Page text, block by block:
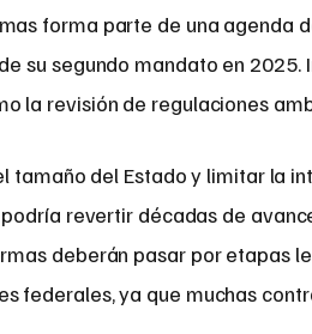
forma parte de una agenda
su segundo mandato en
la revisión de regulaciones
tamaño del Estado y limitar la
revertir décadas de
deberán pasar por etapas
federales, ya que muchas